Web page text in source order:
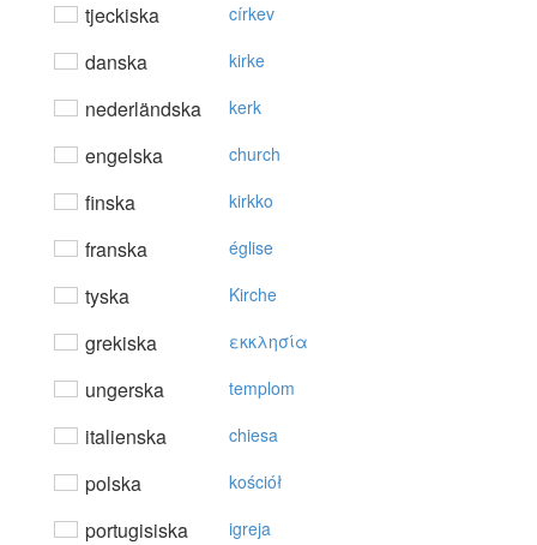
tjeckiska církev
danska kirke
nederländska kerk
engelska church
finska kirkko
franska église
tyska Kirche
grekiska εκκλησία
ungerska templom
italienska chiesa
polska kościół
portugisiska igreja